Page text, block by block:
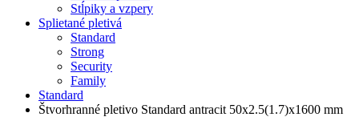
Stĺpiky a vzpery
Splietané pletivá
Standard
Strong
Security
Family
Standard
Štvorhranné pletivo Standard antracit 50x2.5(1.7)x1600 mm